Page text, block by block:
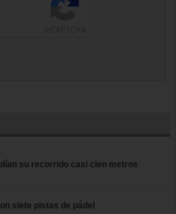
su recorrido casi cien metros
siete pistas de pádel